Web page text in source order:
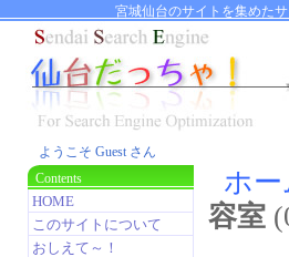
宮城仙台のサイトを集めた
ようこそ Guest さん
Contents
HOME
このサイトについて
おしえて～！
ホー
容室